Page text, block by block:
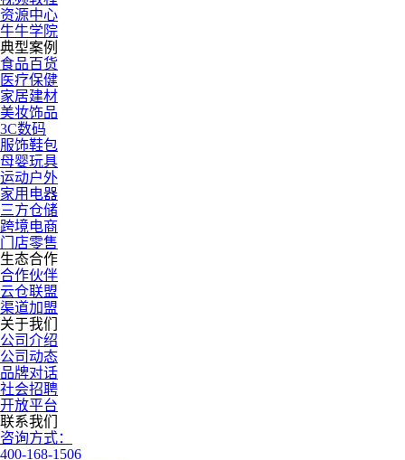
资源中心
牛牛学院
典型案例
食品百货
医疗保健
家居建材
美妆饰品
3C数码
服饰鞋包
母婴玩具
运动户外
家用电器
三方仓储
跨境电商
门店零售
生态合作
合作伙伴
云仓联盟
渠道加盟
关于我们
公司介绍
公司动态
品牌对话
社会招聘
开放平台
联系我们
咨询方式：
400-168-1506